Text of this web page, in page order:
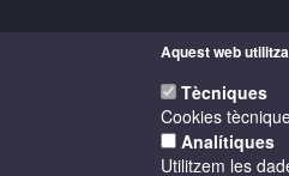
Aquest web
Tècniques
Cookies
Analítiques
Utilitzem les